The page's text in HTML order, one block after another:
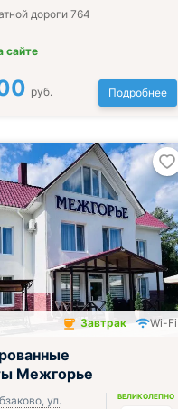
дороги 764
сайте
руб. Подробнее
Завтрак Wi-Fi
Межгорье
ул.
ВЕЛИКОЛЕПНО